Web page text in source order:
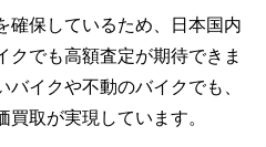
確保しているため、日本国内
クでも高額査定が期待できま
イクや不動のバイクでも、
取が実現しています。